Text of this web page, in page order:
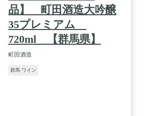
品】 町田酒造大吟醸
35プレミアム
720ml 【群馬県】
町田酒造
群馬 ワイン